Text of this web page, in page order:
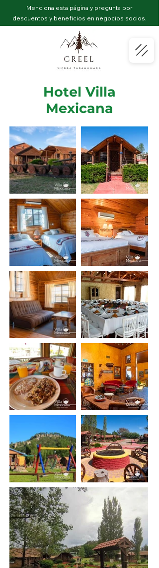
Menciona esta página y pregunta por
descuentos y beneficios en negocios socios.
Hotel Villa
Mexicana